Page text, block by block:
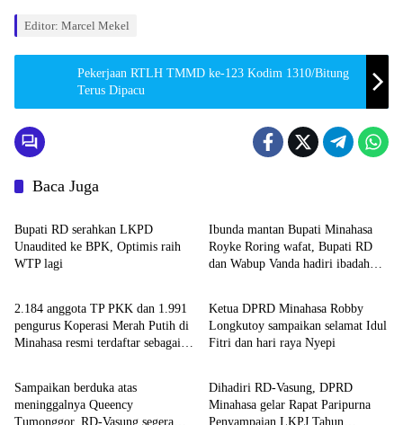
Editor: Marcel Mekel
Pekerjaan RTLH TMMD ke-123 Kodim 1310/Bitung
Terus Dipacu
Baca Juga
Minahasa
Bupati RD serahkan LKPD
Unaudited ke BPK, Optimis raih
WTP lagi
Ibunda mantan Bupati Minahasa
Royke Roring wafat, Bupati RD
dan Wabup Vanda hadiri ibadah
Minahasa
2.184 anggota TP PKK dan 1.991
pengurus Koperasi Merah Putih di
Minahasa resmi terdaftar sebagai
Minahasa
Ketua DPRD Minahasa Robby
Longkutoy sampaikan selamat Idul
Fitri dan hari raya Nyepi
Minahasa
Sampaikan berduka atas
meninggalnya Queency
Tumonggor, RD-Vasung segera
Minahasa
Dihadiri RD-Vasung, DPRD
Minahasa gelar Rapat Paripurna
Penyampaian LKPJ Tahun